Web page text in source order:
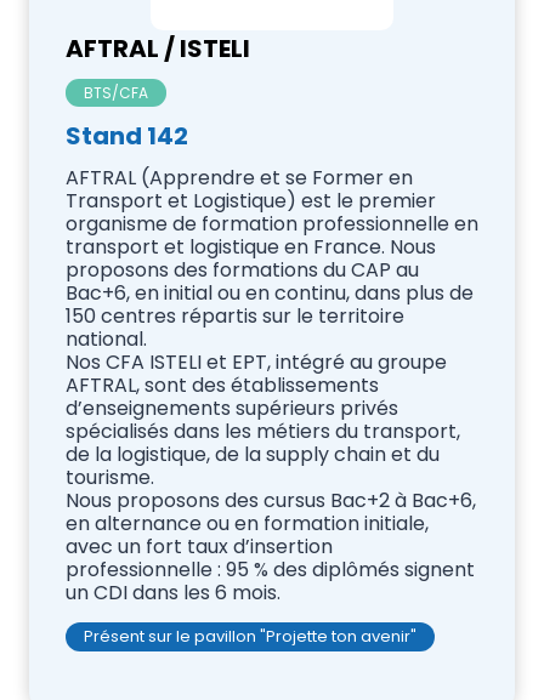
AFTRAL / ISTELI
BTS/CFA
Stand 142
AFTRAL (Apprendre et se Former en
Transport et Logistique) est le premier
organisme de formation professionnelle en
transport et logistique en France. Nous
proposons des formations du CAP au
Bac+6, en initial ou en continu, dans plus de
150 centres répartis sur le territoire
national.
Nos CFA ISTELI et EPT, intégré au groupe
AFTRAL, sont des établissements
d’enseignements supérieurs privés
spécialisés dans les métiers du transport,
de la logistique, de la supply chain et du
tourisme.
Nous proposons des cursus Bac+2 à Bac+6,
en alternance ou en formation initiale,
avec un fort taux d’insertion
professionnelle : 95 % des diplômés signent
un CDI dans les 6 mois.
Présent sur le pavillon "Projette ton avenir"